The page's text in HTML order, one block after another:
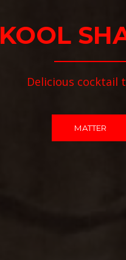
KOOL
Delicious cocktail
MATTER